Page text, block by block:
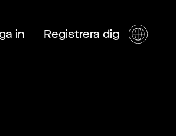
in Registrera dig